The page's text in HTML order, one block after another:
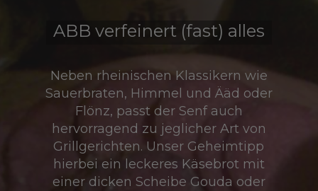
ABB verfeinert (fast) alles
Neben rheinischen Klassikern wie
Sauerbraten, Himmel und Ääd oder
Flönz, passt der Senf auch
hervorragend zu jeglicher Art von
Grillgerichten. Unser Geheimtipp
hierbei ein leckeres Käsebrot mit
einer dicken Scheibe Gouda oder